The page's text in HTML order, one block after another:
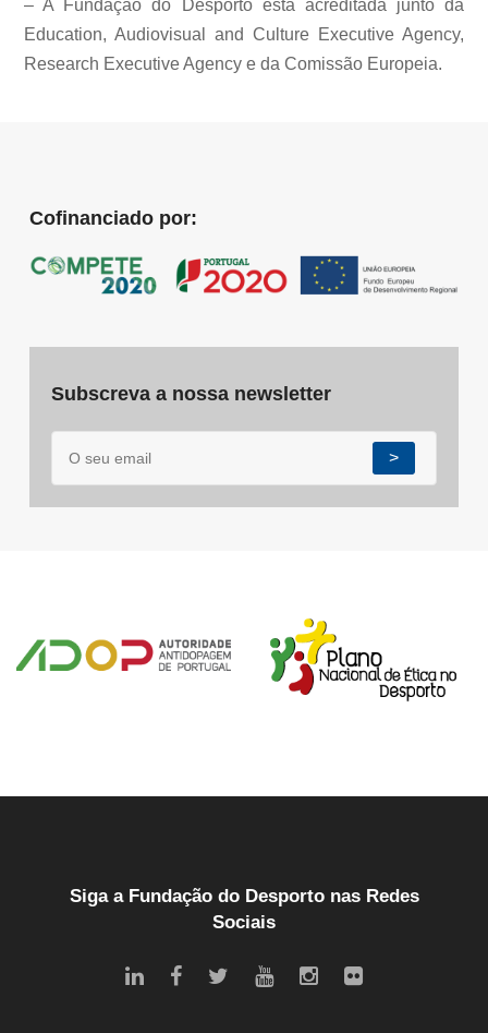
– A Fundação do Desporto está acreditada junto da
Education, Audiovisual and Culture Executive Agency,
Research Executive Agency e da Comissão Europeia.
Cofinanciado por:
Subscreva a nossa newsletter
>
Siga a Fundação do Desporto nas Redes
Sociais